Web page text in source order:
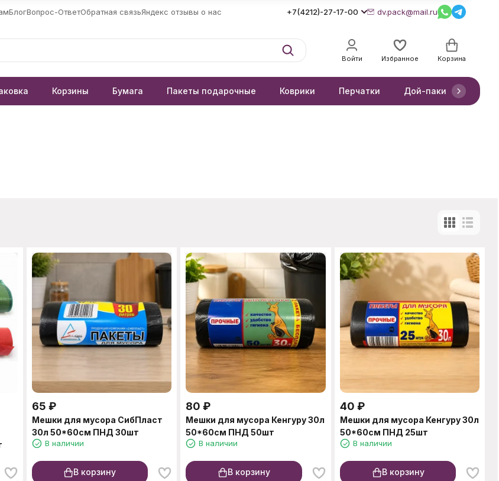
БлогВопрос-ОтветОбратная связьЯндекс отзывы о нас +7(4212)-27-17-00 dv.pack@mail.ru
Войти Избранное Корзина
Корзины Бумага Пакеты подарочные Коврики Перчатки Дой-паки
65 ₽
Мешки для мусора СибПласт
30л 50*60см ПНД 30шт
В наличии
В корзину
80 ₽
Мешки для мусора Кенгуру 30л
50*60см ПНД 50шт
В наличии
В корзину
40 ₽
Мешки для мусора Кенгуру 30л
50*60см ПНД 25шт
В наличии
В корзину